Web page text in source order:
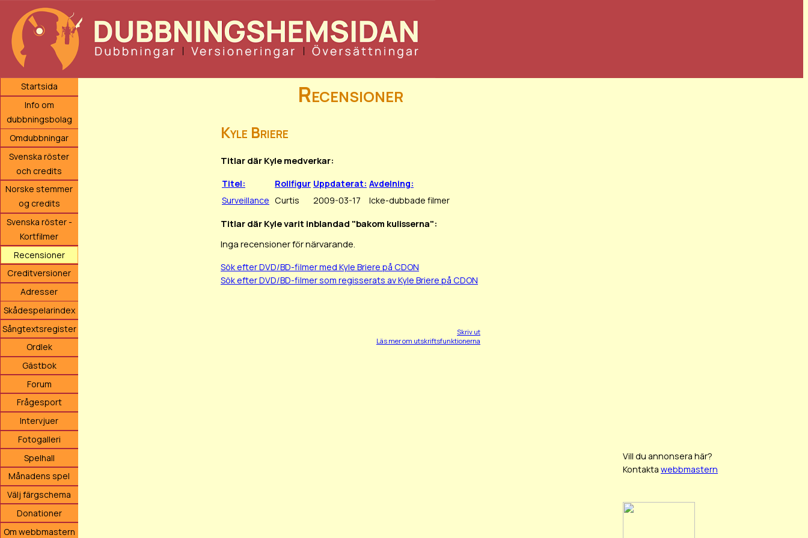
Startsida
Info om
dubbningsbolag
Omdubbningar
Svenska röster
och credits
Norske stemmer
og credits
Svenska röster -
Kortfilmer
Recensioner
Creditversioner
Adresser
Skådespelarindex
Sångtextsregister
Ordlek
Gästbok
Forum
Frågesport
Intervjuer
Fotogalleri
Spelhall
Månadens spel
Välj färgschema
Donationer
Om webbmastern
Recensioner
Kyle Briere
Titlar där Kyle medverkar:
Titel: Rollfigur Uppdaterat: Avdelning:
Surveillance Curtis 2009-03-17 Icke-dubbade filmer
Titlar där Kyle varit inblandad "bakom kulisserna":
Inga recensioner för närvarande.
Sök efter DVD/BD-filmer med Kyle Briere på CDON
Sök efter DVD/BD-filmer som regisserats av Kyle Briere på CDON
Skriv ut
Läs mer om utskriftsfunktionerna
Vill du annonsera här?
Kontakta webbmastern